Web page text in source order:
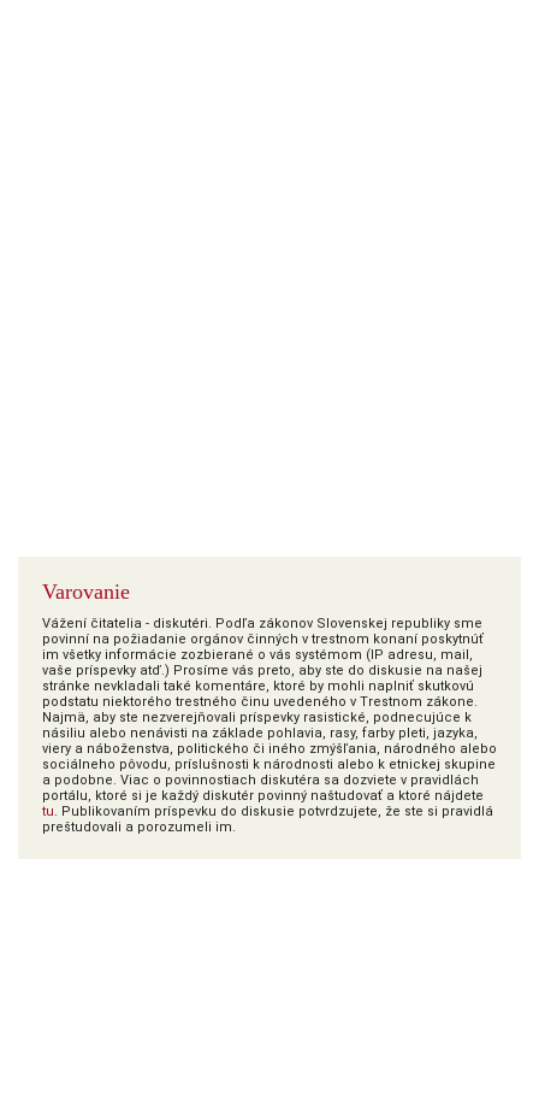
Varovanie
Vážení čitatelia - diskutéri. Podľa zákonov Slovenskej republiky sme
povinní na požiadanie orgánov činných v trestnom konaní poskytnúť
im všetky informácie zozbierané o vás systémom (IP adresu, mail,
vaše príspevky atď.) Prosíme vás preto, aby ste do diskusie na našej
stránke nevkladali také komentáre, ktoré by mohli naplniť skutkovú
podstatu niektorého trestného činu uvedeného v Trestnom zákone.
Najmä, aby ste nezverejňovali príspevky rasistické, podnecujúce k
násiliu alebo nenávisti na základe pohlavia, rasy, farby pleti, jazyka,
viery a náboženstva, politického či iného zmýšľania, národného alebo
sociálneho pôvodu, príslušnosti k národnosti alebo k etnickej skupine
a podobne. Viac o povinnostiach diskutéra sa dozviete v pravidlách
portálu, ktoré si je každý diskutér povinný naštudovať a ktoré nájdete
tu. Publikovaním príspevku do diskusie potvrdzujete, že ste si pravidlá
preštudovali a porozumeli im.